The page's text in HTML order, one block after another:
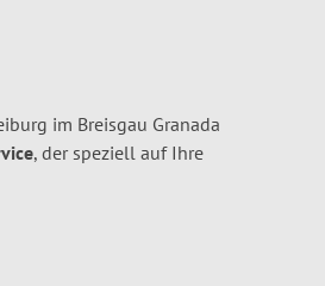
im Breisgau Granada
, der speziell auf Ihre